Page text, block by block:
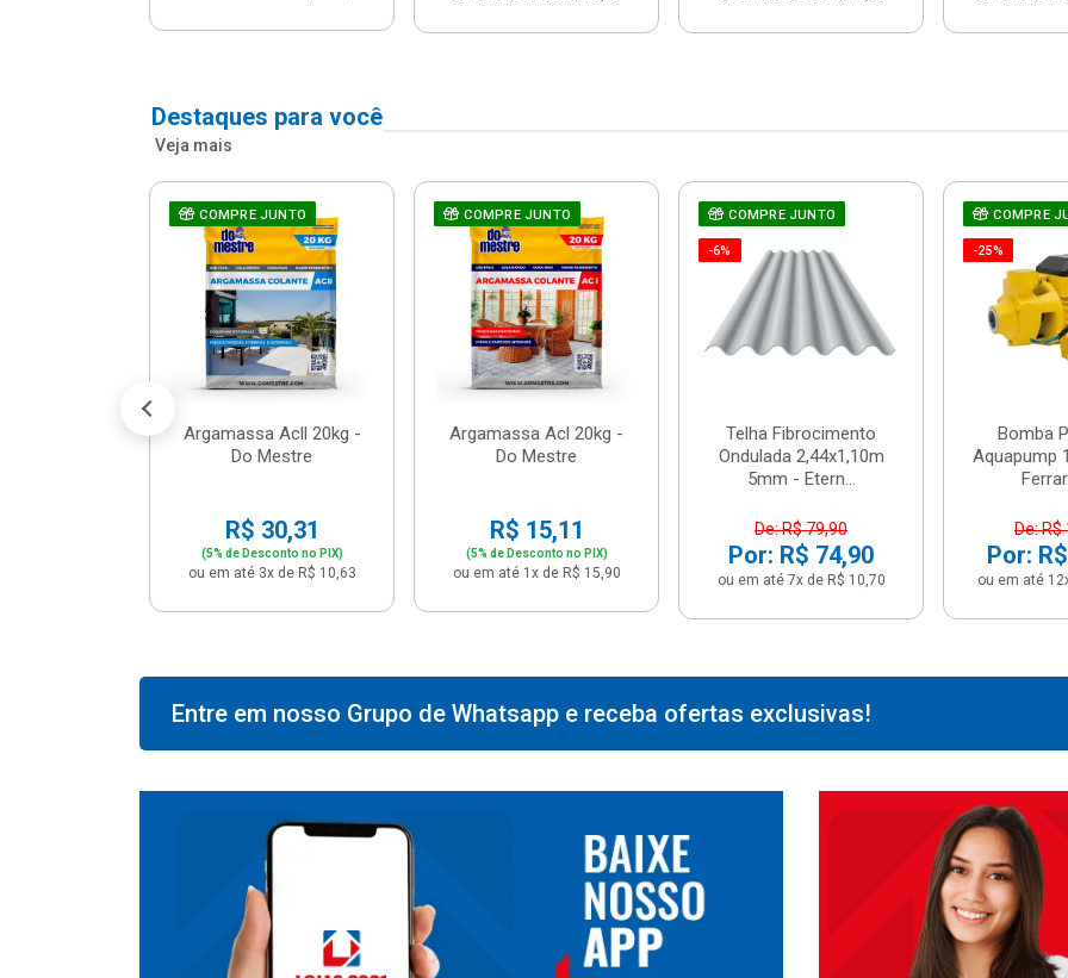
Destaques para você
Veja mais
COMPRE JUNTO
Argamassa Acll 20kg -
Do Mestre
R$ 30,31
(5% de Desconto no PIX)
ou em até 3x de R$ 10,63
COMPRE JUNTO
Argamassa Acl 20kg -
Do Mestre
R$ 15,11
(5% de Desconto no PIX)
ou em até 1x de R$ 15,90
COMPRE JUNTO
-6%
Telha Fibrocimento
Ondulada 2,44x1,10m
5mm - Etern...
De: R$ 79,90
Por: R$ 74,90
ou em até 7x de R$ 10,70
COMPRE
-25%
Bomba
Aquapump
De: R$
Por:
ou em até
Entre em nosso Grupo de Whatsapp e receba ofertas exclusivas!